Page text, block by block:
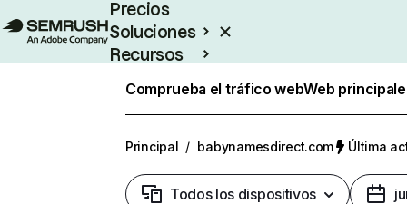
Precios
Soluciones
Recursos
Comprueba el tráfico webWeb
Principal / babynamesdirect.com Última
Todos los dispositivos